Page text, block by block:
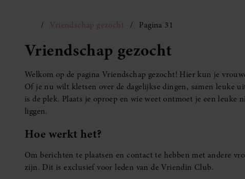
Vriendschap gezocht Pagina 31
Vriendschap gezocht
Welkom op de pagina Vriendschap gezocht! Hier kun je
Of je nu wilt kletsen over de dagelijkse dingen, samen leuke
is de plek. Plaats je oproep en wie weet ontmoet je een leuke
liggen.
Hoe werkt het?
Om berichten te plaatsen en contact te hebben met andere
zijn. Dit is exclusief voor leden van de Vriendin Club.